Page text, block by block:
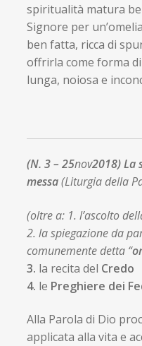
spiritualità matura
Signore per
ben fatta, ricca di
offrirla come forma
lunga, noiosa e
(N. 3 – 25nov2018)La
messa(Liturgia della
(oltre a: 1. l’ascolto
2. la spiegazione da
comunemente detta “
3. la recita del Credo
4. le Preghiere dei
Alla Parola di Dio
applicata alla vita e